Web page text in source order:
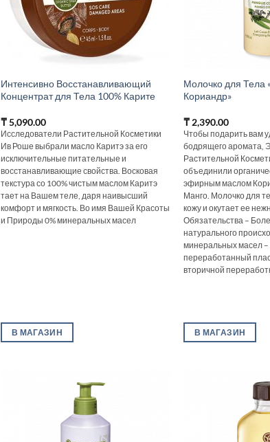
Интенсивно Восстанавливающий
Концентрат для Тела 100% Карите
₸5,090.00
Исследователи Растительной Косметики
Ив Роше выбрали масло Каритэ за его
исключительные питательные и
восстанавливающие свойства. Восковая
текстура со 100% чистым маслом Каритэ
тает на Вашем теле, даря наивысший
комфорт и мягкость. Во имя Вашей Красоты
и Природы 0% минеральных масел
В МАГАЗИН
Молочко для Тела
Кориандр»
₸ 2,390.00
Чтобы подарить вам
бодрящего аромата,
Растительной
объединили
эфирным маслом
Манго. Молочко для
кожу и окутает ее
Обязательства –
натурального
минеральных масел
переработанный
вторичной
В МАГАЗИН